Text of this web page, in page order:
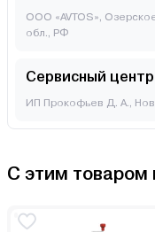
ООО «AVTOS»,
обл., РФ
Сервисный центр
ИП Прокофьев Д. А.,
С этим товаром